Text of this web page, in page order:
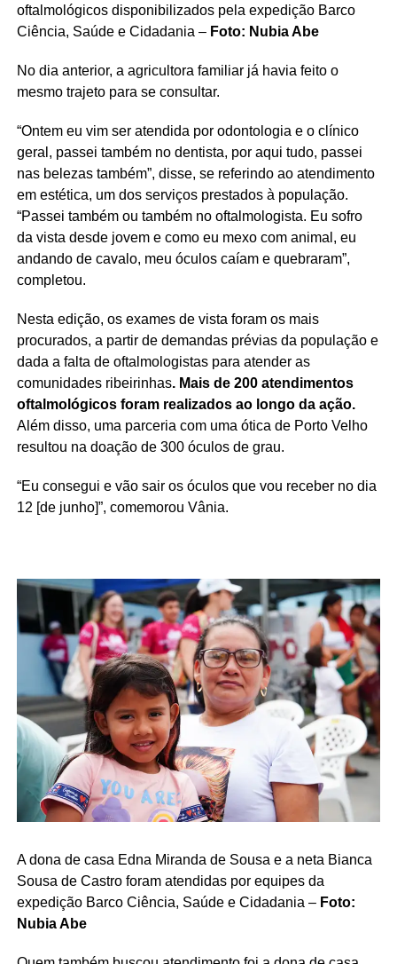
oftalmológicos disponibilizados pela expedição Barco
Ciência, Saúde e Cidadania – Foto: Nubia Abe
No dia anterior, a agricultora familiar já havia feito o
mesmo trajeto para se consultar.
“Ontem eu vim ser atendida por odontologia e o clínico
geral, passei também no dentista, por aqui tudo, passei
nas belezas também”, disse, se referindo ao atendimento
em estética, um dos serviços prestados à população.
“Passei também ou também no oftalmologista. Eu sofro
da vista desde jovem e como eu mexo com animal, eu
andando de cavalo, meu óculos caíam e quebraram”,
completou.
Nesta edição, os exames de vista foram os mais
procurados, a partir de demandas prévias da população e
dada a falta de oftalmologistas para atender as
comunidades ribeirinhas. Mais de 200 atendimentos
oftalmológicos foram realizados ao longo da ação.
Além disso, uma parceria com uma ótica de Porto Velho
resultou na doação de 300 óculos de grau.
“Eu consegui e vão sair os óculos que vou receber no dia
12 [de junho]”, comemorou Vânia.
A dona de casa Edna Miranda de Sousa e a neta Bianca
Sousa de Castro foram atendidas por equipes da
expedição Barco Ciência, Saúde e Cidadania – Foto:
Nubia Abe